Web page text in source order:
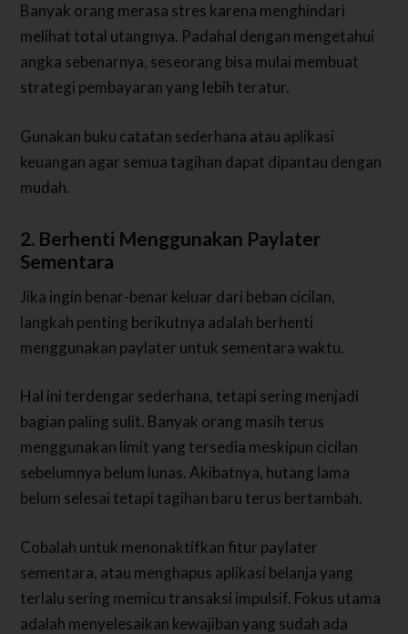
Banyak orang merasa stres karena menghindari
melihat total utangnya. Padahal dengan mengetahui
angka sebenarnya, seseorang bisa mulai membuat
strategi pembayaran yang lebih teratur.
Gunakan buku catatan sederhana atau aplikasi
keuangan agar semua tagihan dapat dipantau dengan
mudah.
2. Berhenti Menggunakan Paylater
Sementara
Jika ingin benar-benar keluar dari beban cicilan,
langkah penting berikutnya adalah berhenti
menggunakan paylater untuk sementara waktu.
Hal ini terdengar sederhana, tetapi sering menjadi
bagian paling sulit. Banyak orang masih terus
menggunakan limit yang tersedia meskipun cicilan
sebelumnya belum lunas. Akibatnya, hutang lama
belum selesai tetapi tagihan baru terus bertambah.
Cobalah untuk menonaktifkan fitur paylater
sementara, atau menghapus aplikasi belanja yang
terlalu sering memicu transaksi impulsif. Fokus utama
adalah menyelesaikan kewajiban yang sudah ada